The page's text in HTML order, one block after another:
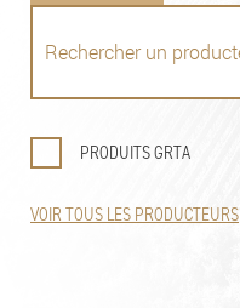
PRODUITS GRTA
VOIR TOUS LES PRODUCTEURS